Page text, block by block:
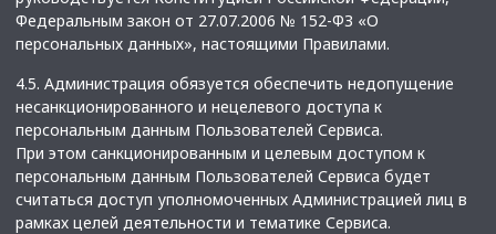
Федеральным закон от 27.07.2006 № 152-ФЗ «О
персональных данных», настоящими Правилами.
4.5. Администрация обязуется обеспечить недопущение
несанкционированного и нецелевого доступа к
персональным данным Пользователей Сервиса.
При этом санкционированным и целевым доступом к
персональным данным Пользователей Сервиса будет
считаться доступ уполномоченных Администрацией лиц в
рамках целей деятельности и тематике Сервиса.